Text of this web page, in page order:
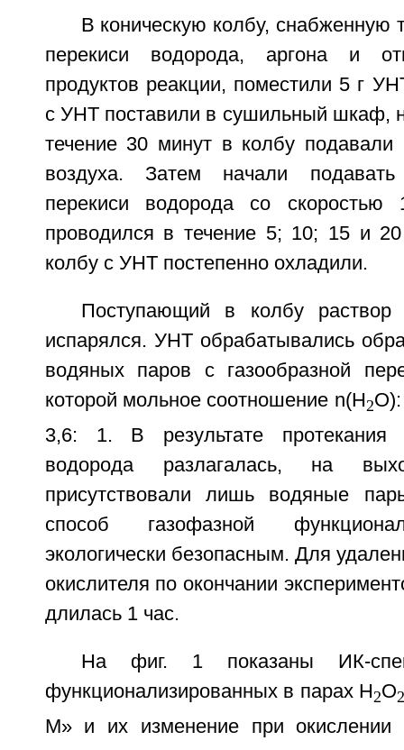
В коническую колбу, снабженную
перекиси водорода, аргона и
продуктов реакции, поместили 5 г
с УНТ поставили в сушильный шкаф,
течение 30 минут в колбу подавали
воздуха. Затем начали
перекиси водорода со
проводился в течение 5; 10; 15 и
колбу с УНТ постепенно охладили.
Поступающий в колбу раствор
испарялся. УНТ обрабатывались
водяных паров с газообразной
которой мольное соотношение n(Н2
3,6: 1. В результате протекания
водорода разлагалась, на
присутствовали лишь водяные
способ газофазной
экологически безопасным. Для
окислителя по окончании
длилась 1 час.
На фиг. 1 показаны ИК-
функционализированных в парах Н2O
М» и их изменение при